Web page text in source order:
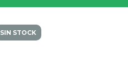
SIN STOCK